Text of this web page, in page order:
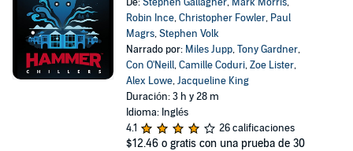
Robin Ince,Christopher Fowler, Paul
Magrs,Stephen Volk
Narrado por: Miles Jupp,Tony Gardner,
Con O'Neill,Camille Coduri,Zoe Lister,
Alex Lowe,Jacqueline King
Duración: 3 h y 28 m
Idioma: Inglés
4.1
26 calificaciones
$12.46 o gratis con una prueba de 30